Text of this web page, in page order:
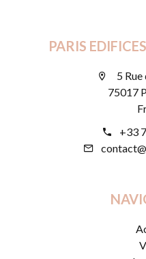
PARIS
5
75017
+33